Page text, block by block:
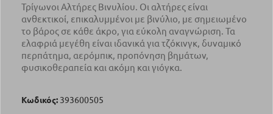
Τρίγωνοι Αλτήρες Βινυλίου. Οι αλτήρες είναι
ανθεκτικοί, επικαλυμμένοι με βινύλιο, με σημειωμένο
το βάρος σε κάθε άκρο, για εύκολη αναγνώριση. Τα
ελαφριά μεγέθη είναι ιδανικά για τζόκινγκ, δυναμικό
περπάτημα, αερόμπικ, προπόνηση βημάτων,
φυσικοθεραπεία και ακόμη και γιόγκα.
Κωδικός: 393600505